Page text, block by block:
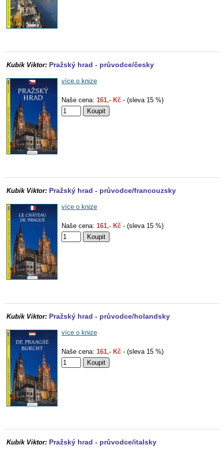
Kubík Viktor: Pražský hrad - průvodce/česky
více o knize
Naše cena: 161,- Kč - (sleva 15 %)
Kubík Viktor: Pražský hrad - průvodce/francouzsky
více o knize
Naše cena: 161,- Kč - (sleva 15 %)
Kubík Viktor: Pražský hrad - průvodce/holandsky
více o knize
Naše cena: 161,- Kč - (sleva 15 %)
Kubík Viktor: Pražský hrad - průvodce/italsky